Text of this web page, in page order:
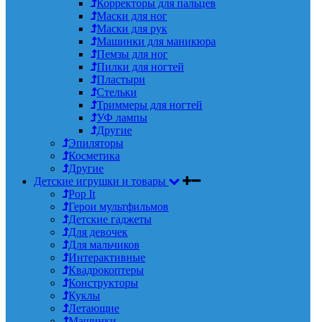
Корректоры для пальцев
Маски для ног
Маски для рук
Машинки для маникюра
Пемзы для ног
Пилки для ногтей
Пластыри
Стельки
Триммеры для ногтей
УФ лампы
Другие
Эпиляторы
Косметика
Другие
Детские игрушки и товары
Pop It
Герои мультфильмов
Детские гаджеты
Для девочек
Для мальчиков
Интерактивные
Квадрокоптеры
Конструкторы
Куклы
Летающие